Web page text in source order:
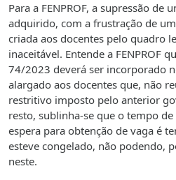
Para a FENPROF, a supressão de
adquirido, com a frustração de
criada aos docentes pelo quadro
inaceitável. Entende a FENPROF
74/2023 deverá ser incorporado
alargado aos docentes que, não
restritivo imposto pelo anterior
resto, sublinha-se que o tempo
espera para obtenção de vaga é
esteve congelado, não podendo,
neste.